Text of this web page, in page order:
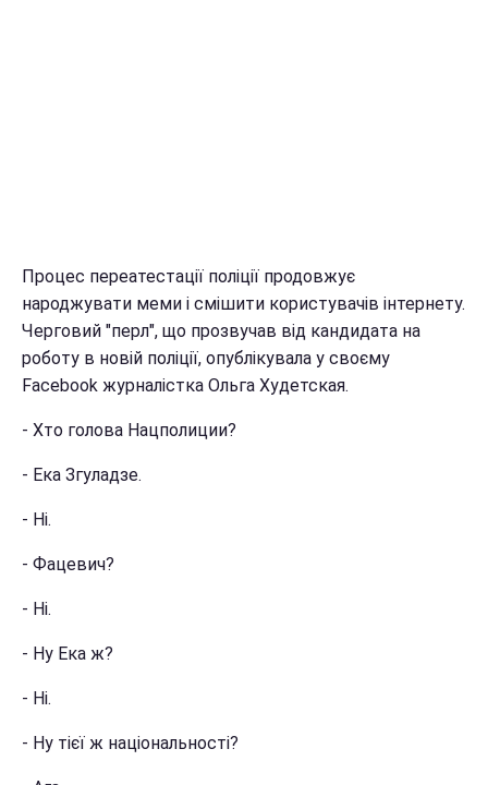
Процес переатестації поліції продовжує
народжувати меми і смішити користувачів інтернету.
Черговий "перл", що прозвучав від кандидата на
роботу в новій поліції, опублікувала у своєму
Facebook журналістка Ольга Худетская.
- Хто голова Нацполиции?
- Ека Згуладзе.
- Ні.
- Фацевич?
- Ні.
- Ну Ека ж?
- Ні.
- Ну тієї ж національності?